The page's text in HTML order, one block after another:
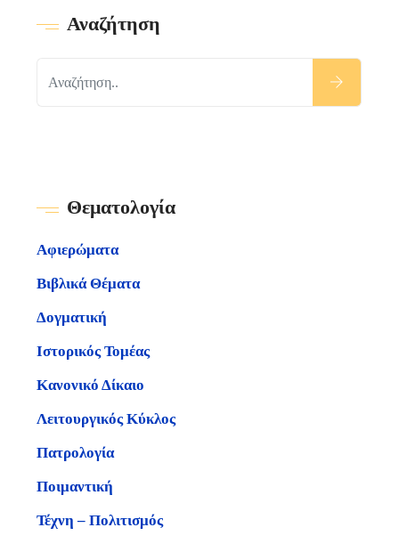
Αναζήτηση
Θεματολογία
Αφιερώματα
Βιβλικά Θέματα
Δογματική
Ιστορικός Τομέας
Κανονικό Δίκαιο
Λειτουργικός Κύκλος
Πατρολογία
Ποιμαντική
Τέχνη – Πολιτισμός